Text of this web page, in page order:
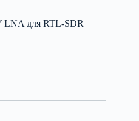
для RTL-SDR